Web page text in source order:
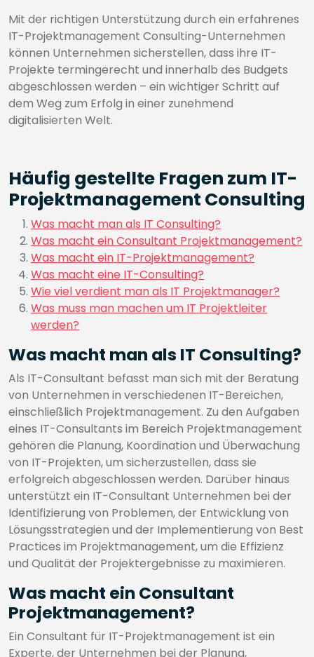
Mit der richtigen Unterstützung durch ein erfahrenes
IT-Projektmanagement Consulting-Unternehmen
können Unternehmen sicherstellen, dass ihre IT-
Projekte termingerecht und innerhalb des Budgets
abgeschlossen werden – ein wichtiger Schritt auf
dem Weg zum Erfolg in einer zunehmend
digitalisierten Welt.
Häufig gestellte Fragen zum IT-
Projektmanagement Consulting
Was macht man als IT Consulting?
Was macht ein Consultant Projektmanagement?
Was macht ein IT-Projektmanagement?
Was macht eine IT-Consulting?
Wie viel verdient man als IT Projektmanager?
Was muss man machen um IT Projektleiter
werden?
Was macht man als IT Consulting?
Als IT-Consultant befasst man sich mit der Beratung
von Unternehmen in verschiedenen IT-Bereichen,
einschließlich Projektmanagement. Zu den Aufgaben
eines IT-Consultants im Bereich Projektmanagement
gehören die Planung, Koordination und Überwachung
von IT-Projekten, um sicherzustellen, dass sie
erfolgreich abgeschlossen werden. Darüber hinaus
unterstützt ein IT-Consultant Unternehmen bei der
Identifizierung von Problemen, der Entwicklung von
Lösungsstrategien und der Implementierung von Best
Practices im Projektmanagement, um die Effizienz
und Qualität der Projektergebnisse zu maximieren.
Was macht ein Consultant
Projektmanagement?
Ein Consultant für IT-Projektmanagement ist ein
Experte, der Unternehmen bei der Planung,